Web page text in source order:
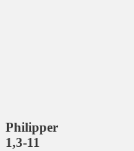
Philipper
1,3-11